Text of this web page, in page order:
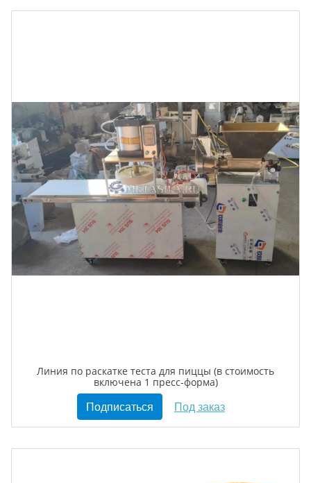
Линия по раскатке теста для пиццы (в стоимость
включена 1 пресс-форма)
Подписаться Под заказ